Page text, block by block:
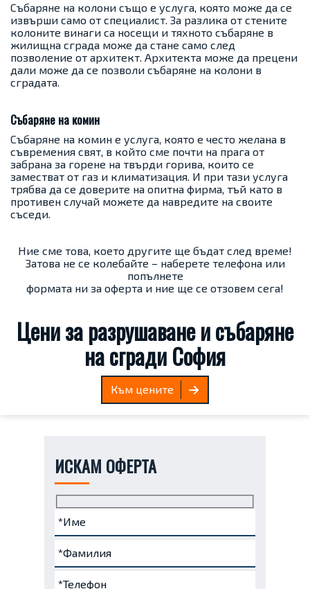
Събаряне на колони също е услуга, която може да се
извърши само от специалист. За разлика от стените
колоните винаги са носещи и тяхното събаряне в
жилищна сграда може да стане само след
позволение от архитект. Архитекта може да прецени
дали може да се позволи събаряне на колони в
сградата.
Събаряне на комин
Събаряне на комин е услуга, която е често желана в
съвремения свят, в който сме почти на прага от
забрана за горене на твърди горива, които се
заместват от газ и климатизация. И при тази услуга
трябва да се доверите на опитна фирма, тъй като в
противен случай можете да навредите на своите
съседи.
Ние сме това, което другите ще бъдат след време!
Затова не се колебайте – наберете телефона или
попълнете
формата ни за оферта и ние ще се отзовем сега!
Цени за разрушаване и събаряне
на сгради София
Към цените
ИСКАМ ОФЕРТА
Име
(задължително)
Фамилия
(задължително)
Телефон
(задължително)
e-
mail
Запитване...